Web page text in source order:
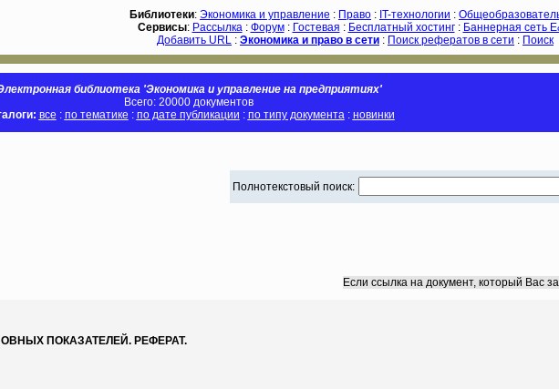
Библиотеки: Экономика и управление : Право : IT-технологии :
Сервисы: Рассылка: Форум: Гостевая : Бесплатный хостинг: Баннерная сеть
Добавить URL : Экономика и право в сети : Поиск рефератов в сети : Поиск
библиотека 'Экономика и управление на предприятиях'
Всего: 20000 документов
все : по тематике : по дате публикации : по типу документа: новинки
Полнотекстовый поиск:
Если ссылка на документ, который Вас
ПОКАЗАТЕЛЕЙ. РЕФЕРАТ.